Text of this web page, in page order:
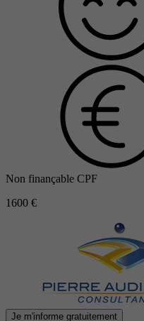
Non finançable CPF
1600 €
Je m'informe gratuitement